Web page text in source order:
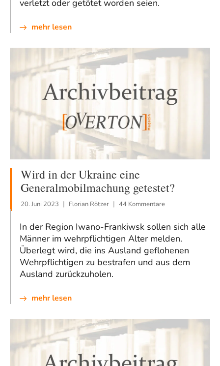
verletzt oder getötet worden seien.
mehr lesen
Wird in der Ukraine eine
Generalmobilmachung getestet?
20. Juni 2023 Florian Rötzer 44 Kommentare
In der Region Iwano-Frankiwsk sollen sich alle
Männer im wehrpflichtigen Alter melden.
Überlegt wird, die ins Ausland geflohenen
Wehrpflichtigen zu bestrafen und aus dem
Ausland zurückzuholen.
mehr lesen